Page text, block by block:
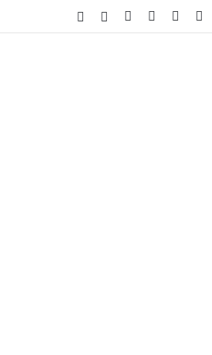
فيسبوك لينكدإنانستقرامتسجيل الدخول